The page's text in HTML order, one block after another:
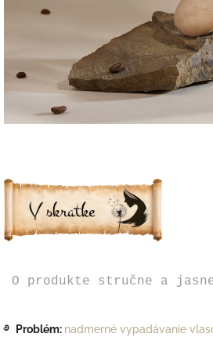
O produkte stručne a
࿔ Problém: nadmerné vypadávanie